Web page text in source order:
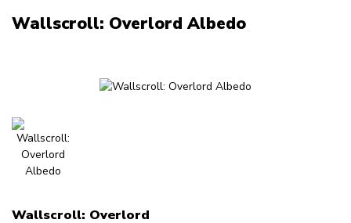
Wallscroll: Overlord Albedo
Wallscroll: Overlord